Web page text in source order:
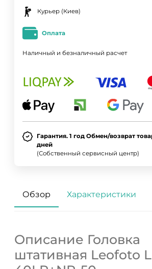
Курьер (Киев)
Оплата
Наличный и безналичный расчет
Гарантия. 1 год Обмен/возврат
дней
(Собственный сервисный центр)
Обзор Характеристики
Описание Головка
штативная Leofoto